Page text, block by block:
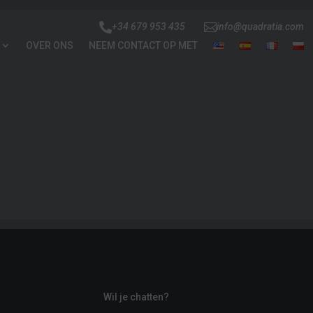
+34 679 953 435 info@quadratia.com
OVER ONS NEEM CONTACT OP MET
Wil je chatten?